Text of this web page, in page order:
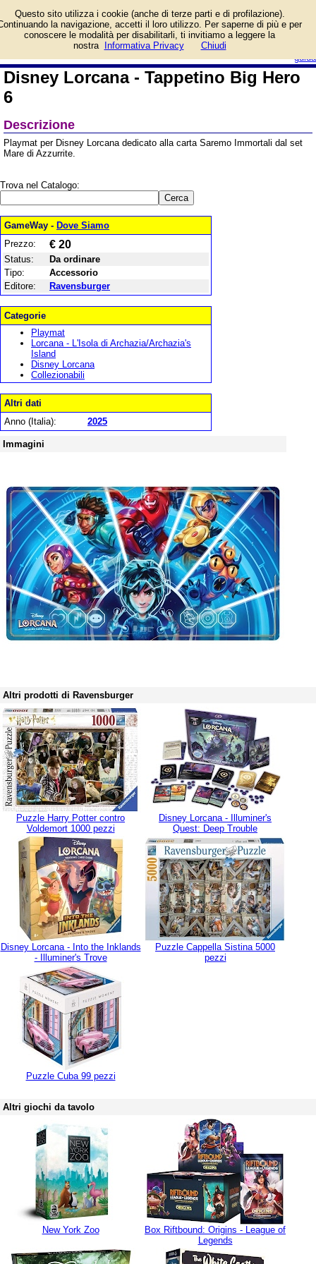
guida
Lorcana - Tappetino Big
Hero 6 e prezzo di
vendita. Prodotto da Ravensburger
Disney Lorcana - Tappetino Big Hero
6
Descrizione
Playmat per Disney Lorcana dedicato alla carta Saremo Immortali dal set
Mare di Azzurrite.
Trova nel Catalogo:
GameWay - Dove Siamo
Prezzo:
€ 20
Status:
Da ordinare
Tipo:
Accessorio
Editore:
Ravensburger
Categorie
Playmat
Lorcana - L'Isola di Archazia/Archazia's
Island
Disney Lorcana
Collezionabili
Altri dati
Anno (Italia):
2025
Immagini
Altri prodotti di Ravensburger
Puzzle Harry Potter contro
Voldemort 1000 pezzi
Disney Lorcana - Illuminer's
Quest: Deep Trouble
Disney Lorcana - Into the Inklands
- Illuminer's Trove
Puzzle Cappella Sistina 5000
pezzi
Puzzle Cuba 99 pezzi
Altri giochi da tavolo
New York Zoo
Box Riftbound: Origins - League of
Legends
Questo sito utilizza i cookie (anche di terze parti e di profilazione).
la navigazione, accetti il loro utilizzo. Per saperne di più e per
conoscere le modalità per disabilitarli, ti invitiamo a leggere la
nostra
Informativa Privacy Chiudi